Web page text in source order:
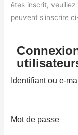
êtes inscrit,
peuvent s'inscrire
Identifiant ou e-
Mot de passe